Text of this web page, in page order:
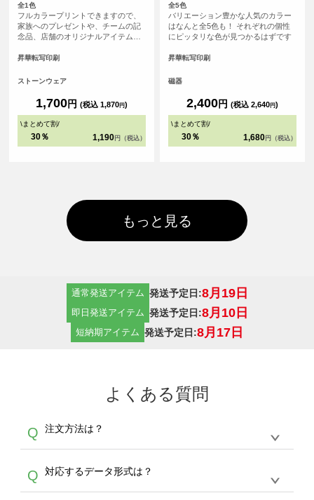
全1色
フルカラープリントできますので、
家族へのプレゼントや、チームの記
念品、店舗のオリジナルアイテムと
す。
昇華転写印刷
ストーンウェア
1,700円 (税込 1,870円)
\まとめて割/
30％ 1,190 円（税込）
全5色
バリエーション豊かな人気のカラー
はなんと全5色も！ それぞれの個性
にピッタリな色が見つかるはずです
昇華転写印刷
磁器
2,400円 (税込 2,640円)
\まとめて割/
30％ 1,680 円（税込）
もっと見る
通常発送アイテム 発送予定日:8月19日
即日発送アイテム 発送予定日:8月10日
短納期アイテム 発送予定日:8月17日
よくある質問
Q 注文方法は？
A
生産にて承っております。デザインツールから
デザインの作成から決済まで完了できます。
Q 対応するデータ形式は？